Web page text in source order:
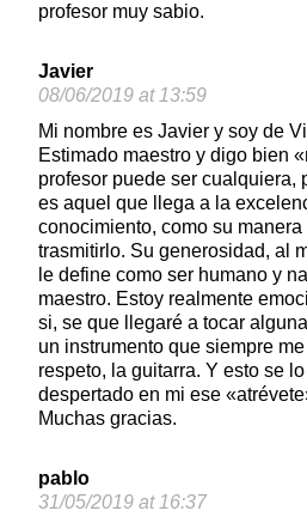
profesor muy sabio.
Javier
08/06/2019 at 13:59
Mi nombre es Javier y soy de
Estimado maestro y digo bien
profesor puede ser cualquiera,
es aquel que llega a la
conocimiento, como su
trasmitirlo. Su generosidad, al
le define como ser humano y
maestro. Estoy realmente
si, se que llegaré a tocar
un instrumento que siempre
respeto, la guitarra. Y esto se
despertado en mi ese
Muchas gracias.
pablo
31/05/2019 at 16:37